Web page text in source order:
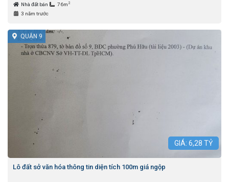
Nhà đất bán 76m 2
3 năm trước
QUẬN 9
GIÁ: 6,28 TỶ
Lô đất sở văn hóa thông tin diện tích 100m giá ngộp